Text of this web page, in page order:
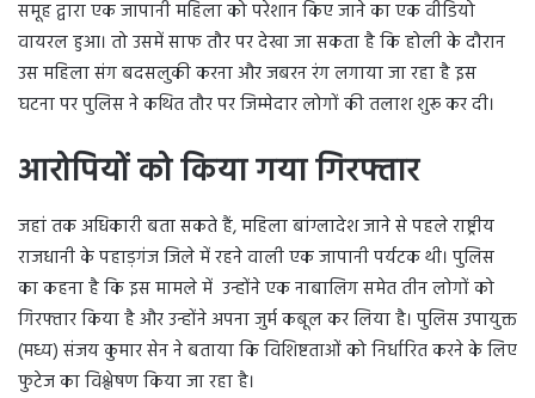
समूह द्वारा एक जापानी महिला को परेशान किए जाने का एक वीडियो
वायरल हुआ। तो उसमें साफ तौर पर देखा जा सकता है कि होली के दौरान
उस महिला संग बदसलुकी करना और जबरन रंग लगाया जा रहा है इस
घटना पर पुलिस ने कथित तौर पर जिम्मेदार लोगों की तलाश शुरू कर दी।
आरोपियों को किया गया गिरफ्तार
जहां तक ​​​​अधिकारी बता सकते हैं, महिला बांग्लादेश जाने से पहले राष्ट्रीय
राजधानी के पहाड़गंज जिले में रहने वाली एक जापानी पर्यटक थी। पुलिस
का कहना है कि इस मामले में उन्होंने एक नाबालिग समेत तीन लोगों को
गिरफ्तार किया है और उन्होंने अपना जुर्म कबूल कर लिया है। पुलिस उपायुक्त
(मध्य) संजय कुमार सेन ने बताया कि विशिष्टताओं को निर्धारित करने के लिए
फुटेज का विश्लेषण किया जा रहा है।